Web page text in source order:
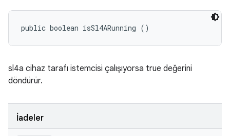
public boolean isSl4ARunning ()
sl4a cihaz tarafı istemcisi çalışıyorsa true değerini
döndürür.
İadeler